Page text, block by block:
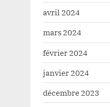
avril 2024
mars 2024
février 2024
janvier 2024
décembre 2023